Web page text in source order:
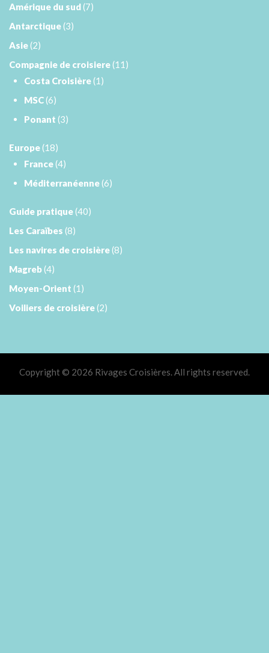
Amérique du sud(7)
Antarctique(3)
Asie(2)
Compagnie de croisiere(11)
Costa Croisière(1)
MSC(6)
Ponant (3)
Europe(18)
France(4)
Méditerranéenne(6)
Guide pratique(40)
Les Caraïbes (8)
Les navires de croisière(8)
Magreb(4)
Moyen-Orient (1)
Voiliers de croisière(2)
Copyright © 2026 Rivages Croisières. All rights reserved.